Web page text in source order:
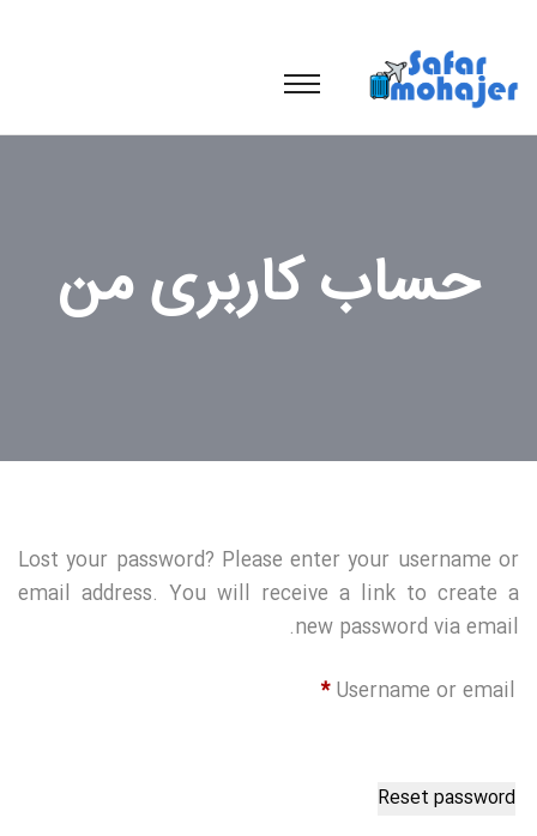
حساب کاربری من
Lost your password? Please enter your username or
email address. You will receive a link to create a
new password via email.
Username or email
*
Reset password